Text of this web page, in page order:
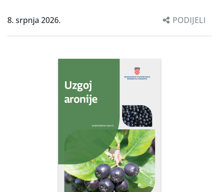
8. srpnja 2026. PODIJELI